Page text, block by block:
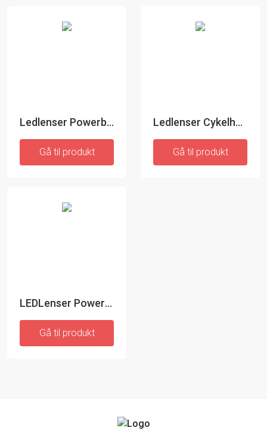
Ledlenser Powerbank Wallet
Gå til produkt
Ledlenser Cykelholder
Gå til produkt
LEDLenser Powercase
Gå til produkt